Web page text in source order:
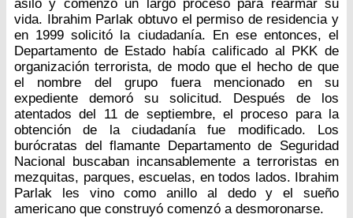
asilo y comenzó un largo proceso para rearmar su
vida. Ibrahim Parlak obtuvo el permiso de residencia y
en 1999 solicitó la ciudadanía. En ese entonces, el
Departamento de Estado había calificado al PKK de
organización terrorista, de modo que el hecho de que
el nombre del grupo fuera mencionado en su
expediente demoró su solicitud. Después de los
atentados del 11 de septiembre, el proceso para la
obtención de la ciudadanía fue modificado. Los
burócratas del flamante Departamento de Seguridad
Nacional buscaban incansablemente a terroristas en
mezquitas, parques, escuelas, en todos lados. Ibrahim
Parlak les vino como anillo al dedo y el sueño
americano que construyó comenzó a desmoronarse.